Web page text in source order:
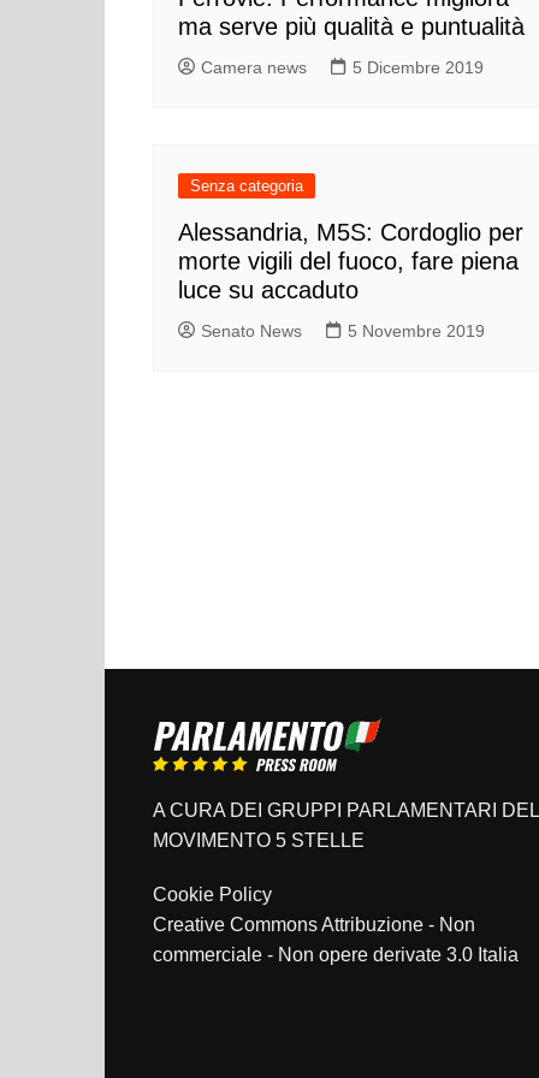
ma serve più qualità e puntualità
Camera news 5 Dicembre 2019
Senza categoria
Alessandria, M5S: Cordoglio per
morte vigili del fuoco, fare piena
luce su accaduto
Senato News 5 Novembre 2019
A CURA DEI GRUPPI PARLAMENTARI DEL
MOVIMENTO 5 STELLE
Cookie Policy
Creative Commons Attribuzione - Non
commerciale - Non opere derivate 3.0 Italia